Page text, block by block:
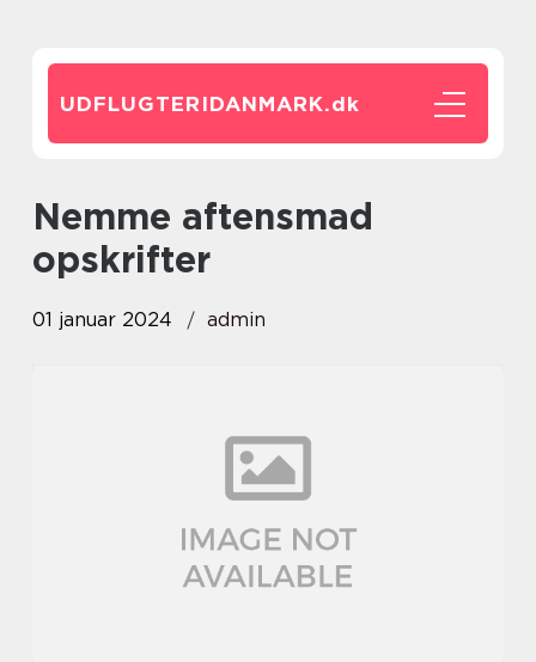
UDFLUGTERIDANMARK.dk
nemme aftensmad
opskrifter
01 januar 2024 admin